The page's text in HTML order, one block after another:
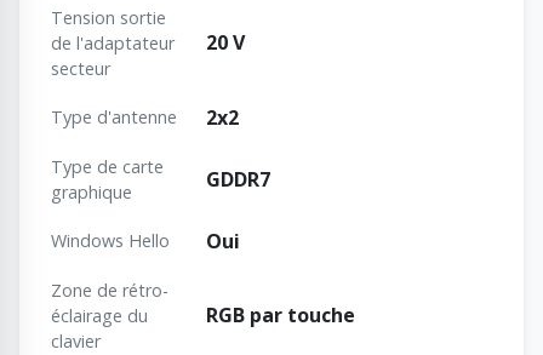
Tension sortie
de l'adaptateur
secteur
20 V
Type d'antenne 2x2
Type de carte
graphique
GDDR7
Windows Hello Oui
Zone de rétro-
éclairage du
clavier
RGB par touche